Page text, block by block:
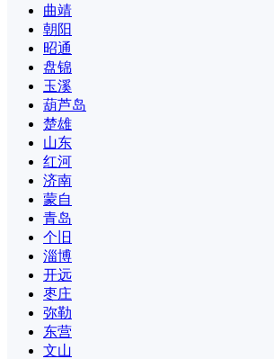
曲靖
朝阳
昭通
盘锦
玉溪
葫芦岛
楚雄
山东
红河
济南
蒙自
青岛
个旧
淄博
开远
枣庄
弥勒
东营
文山